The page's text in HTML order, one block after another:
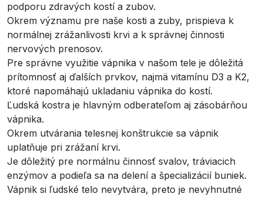
podporu zdravých kostí a zubov.
Okrem významu pre naše kosti a zuby, prispieva k
normálnej zrážanlivosti krvi a k správnej činnosti
nervových prenosov.
Pre správne využitie vápnika v našom tele je dôležitá
prítomnosť aj ďalších prvkov, najmä vitamínu D3 a K2,
ktoré napomáhajú ukladaniu vápnika do kostí.
Ľudská kostra je hlavným odberateľom aj zásobárňou
vápnika.
Okrem utvárania telesnej konštrukcie sa vápnik
uplatňuje pri zrážaní krvi.
Je dôležitý pre normálnu činnosť svalov, tráviacich
enzýmov a podieľa sa na delení a špecializácií buniek.
Vápnik si ľudské telo nevytvára, preto je nevyhnutné